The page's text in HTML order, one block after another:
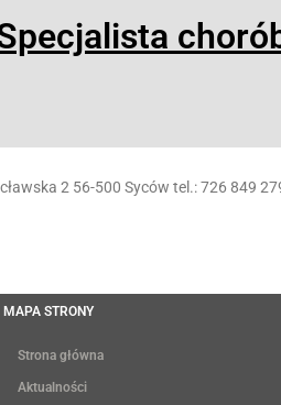
2 56-500 Syców tel.: 726 849
MAPA STRONY
Strona główna
Aktualności